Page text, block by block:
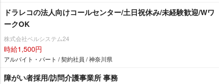
ドラレコの法人向けコールセンター/土日祝休み/未経験歓迎/Wワ
ークOK
株式会社ベルシステム24
時給1,500円
アルバイト・パート / 契約社員 / 神奈川県
障がい者採用/訪問介護事業所 事務